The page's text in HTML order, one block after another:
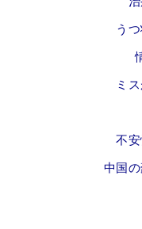
う
ミ
不
中国